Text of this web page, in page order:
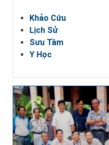
Khảo Cứu
Lịch Sử
Sưu Tầm
Y Học